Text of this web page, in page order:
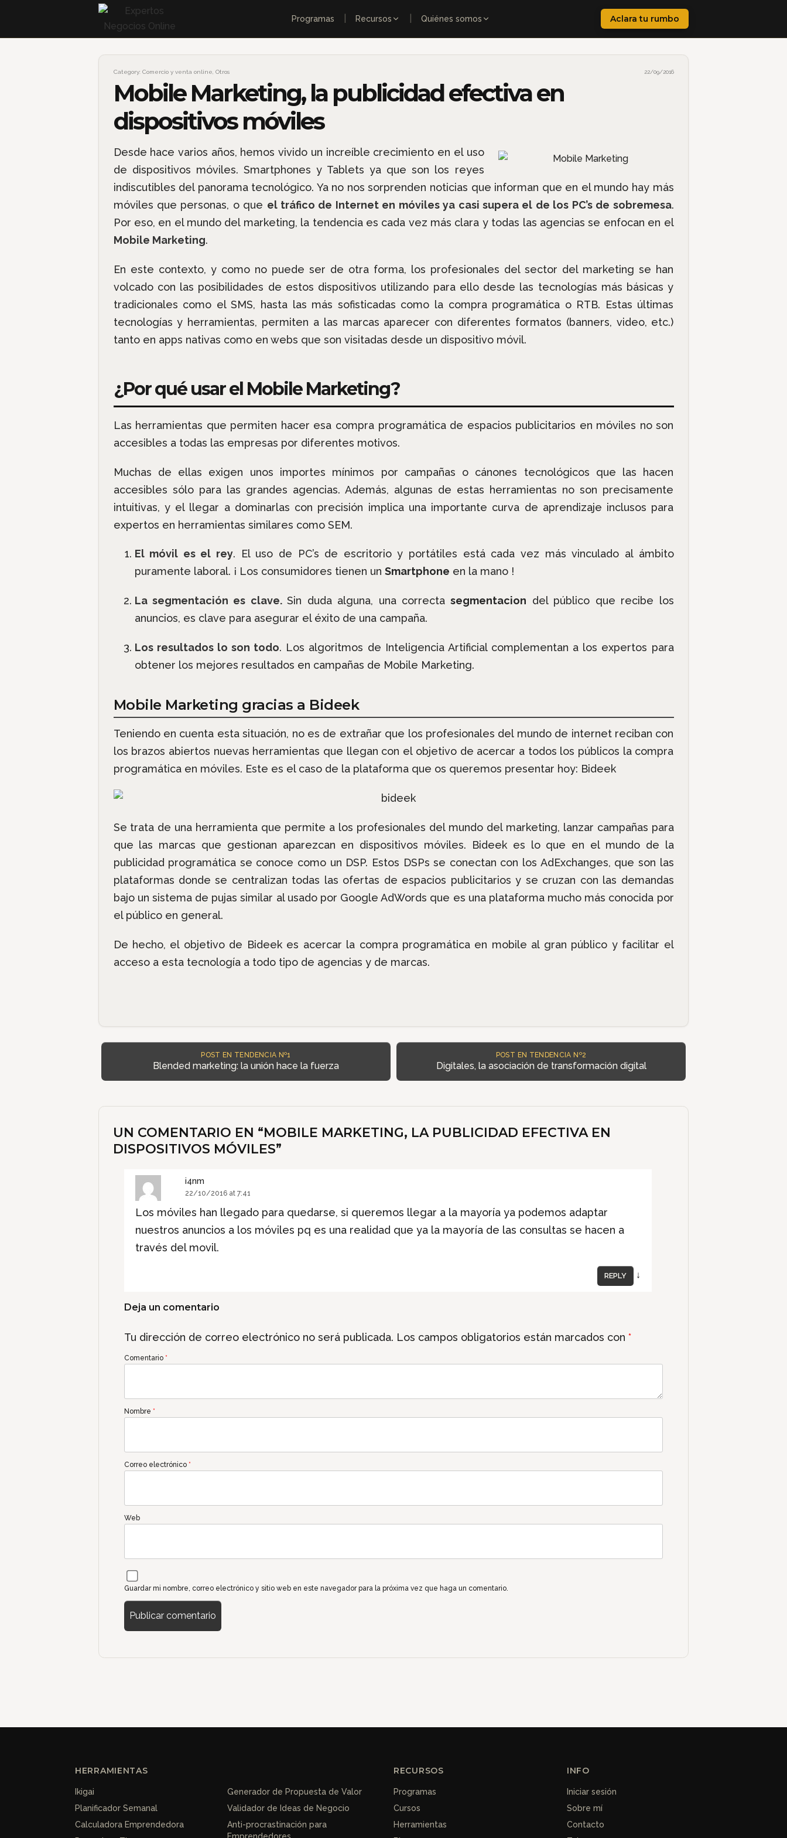
Programas Recursos Quiénes somos Aclara tu rumbo
22/09/2016
Category: Comercio y venta online Otros
Mobile Marketing, la publicidad efectiva en
dispositivos móviles
Desde hace varios años, hemos vivido un increíble crecimiento en el uso
de dispositivos móviles. Smartphones y Tablets ya que son los reyes
indiscutibles del panorama tecnológico. Ya no nos sorprenden noticias que informan que en el mundo hay más
móviles que personas, o que el tráfico de Internet en móviles ya casi supera el de los PC’s de sobremesa.
Por eso, en el mundo del marketing, la tendencia es cada vez más clara y todas las agencias se enfocan en el
Mobile Marketing.
En este contexto, y como no puede ser de otra forma, los profesionales del sector del marketing se han
volcado con las posibilidades de estos dispositivos utilizando para ello desde las tecnologías más básicas y
tradicionales como el SMS, hasta las más sofisticadas como la compra programática o RTB. Estas últimas
tecnologías y herramientas, permiten a las marcas aparecer con diferentes formatos (banners, video, etc.)
tanto en apps nativas como en webs que son visitadas desde un dispositivo móvil.
¿Por qué usar el Mobile Marketing?
Las herramientas que permiten hacer esa compra programática de espacios publicitarios en móviles no son
accesibles a todas las empresas por diferentes motivos.
Muchas de ellas exigen unos importes mínimos por campañas o cánones tecnológicos que las hacen
accesibles sólo para las grandes agencias. Además, algunas de estas herramientas no son precisamente
intuitivas, y el llegar a dominarlas con precisión implica una importante curva de aprendizaje inclusos para
expertos en herramientas similares como SEM.
El móvil es el rey. El uso de PC’s de escritorio y portátiles está cada vez más vinculado al ámbito
puramente laboral. ¡ Los consumidores tienen un Smartphone en la mano !
La segmentación es clave.Sin duda alguna, una correctasegmentacion del público que recibe los
anuncios, es clave para asegurar el éxito de una campaña.
Los resultados lo son todo. Los algoritmos de Inteligencia Artificial complementan a los expertos para
obtener los mejores resultados en campañas de Mobile Marketing.
Mobile Marketing gracias a Bideek
Teniendo en cuenta esta situación, no es de extrañar que los profesionales del mundo de internet reciban con
los brazos abiertos nuevas herramientas que llegan con el objetivo de acercar a todos los públicos la compra
programática en móviles. Este es el caso de la plataforma que os queremos presentar hoy: Bideek
Se trata de una herramienta que permite a los profesionales del mundo del marketing, lanzar campañas para
que las marcas que gestionan aparezcan en dispositivos móviles. Bideek es lo que en el mundo de la
publicidad programática se conoce como un DSP. Estos DSPs se conectan con los AdExchanges, que son las
plataformas donde se centralizan todas las ofertas de espacios publicitarios y se cruzan con las demandas
bajo un sistema de pujas similar al usado por Google AdWords que es una plataforma mucho más conocida por
el público en general.
De hecho, el objetivo de Bideek es acercar la compra programática en mobile al gran público y facilitar el
acceso a esta tecnología a todo tipo de agencias y de marcas.
POST EN TENDENCIA Nº1
Blended marketing: la unión hace la fuerza
POST EN TENDENCIA Nº2
Digitales, la asociación de transformación digital
UN COMENTARIO EN “MOBILE MARKETING, LA PUBLICIDAD EFECTIVA EN
DISPOSITIVOS MÓVILES”
i4nm
22/10/2016 at 7:41
Los móviles han llegado para quedarse, si queremos llegar a la mayoría ya podemos adaptar
nuestros anuncios a los móviles pq es una realidad que ya la mayoría de las consultas se hacen a
través del movil.
REPLY ↓
Deja un comentario
Tu dirección de correo electrónico no será publicada. Los campos obligatorios están marcados con*
Comentario *
Nombre *
Correo electrónico *
Web
Guardar mi nombre, correo electrónico y sitio web en este navegador para la próxima vez que haga un comentario.
HERRAMIENTAS
Ikigai
Planificador Semanal
Calculadora Emprendedora
Generador de Propuesta de Valor
Validador de Ideas de Negocio
Anti-procrastinación para
Emprendedores
RECURSOS
Programas
Cursos
Herramientas
INFO
Iniciar sesión
Sobre mí
Contacto